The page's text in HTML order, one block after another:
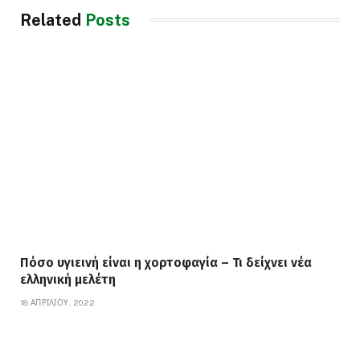
Related Posts
Πόσο υγιεινή είναι η χορτοφαγία – Τι δείχνει νέα
ελληνική μελέτη
18 ΑΠΡΙΛΊΟΥ, 2022